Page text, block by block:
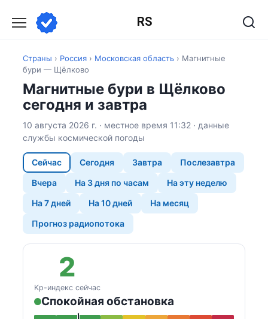
содержанию
RS
Страны › Россия › Московская область › Магнитные
бури — Щёлково
Магнитные бури в Щёлково
сегодня и завтра
10 августа 2026 г. · местное время 11:32 · данные
службы космической погоды
Сейчас Сегодня Завтра
Послезавтра
Вчера
На 3 дня по часам
На эту неделю
На 7 дней
На 10 дней
На месяц
Прогноз радиопотока
2
Kp-индекс сейчас
Спокойная обстановка